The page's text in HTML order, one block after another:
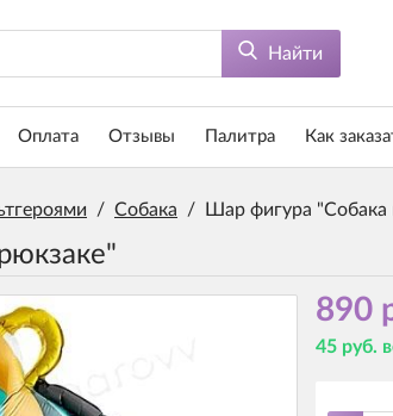
Найти
Оплата Отзывы Палитра Как
/ Собака / Шар фигура "Собака
890
45 руб.